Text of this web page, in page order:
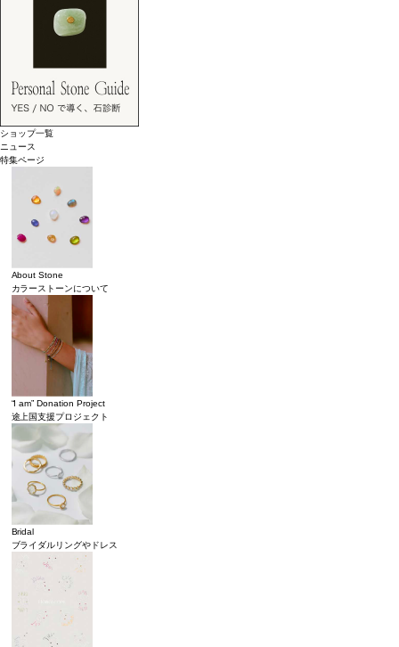
ショップ一覧
ニュース
特集ページ
About Stone
カラーストーンについて
“I am” Donation Project
途上国支援プロジェクト
Bridal
ブライダルリングやドレス